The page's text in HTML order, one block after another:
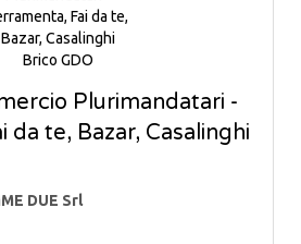
Plurimandatari -
da te, Bazar, Casalinghi
DUE Srl